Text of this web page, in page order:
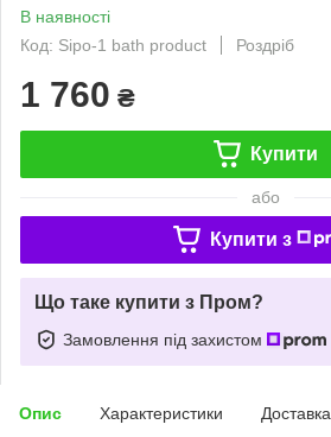
В наявності
Код: Sipo-1 bath product
Роздріб
1 760 ₴
Купити
або
Купити з
Що таке купити з Пром?
Замовлення під захистом
Опис Характеристики Доставка